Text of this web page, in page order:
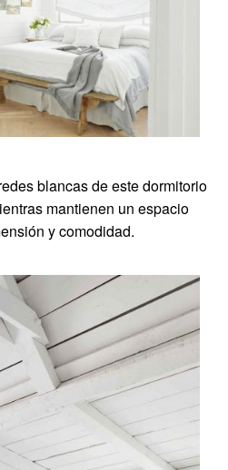
blancas de este dormitorio
mantienen un espacio
y comodidad.